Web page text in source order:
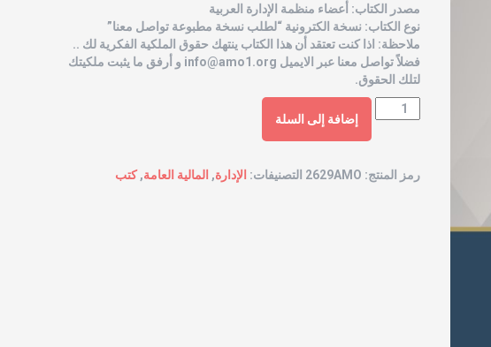
مصدر الكتاب: أعضاء منظمة الإدارة العربية
نوع الكتاب: نسخة الكترونية “لطلب نسخة مطبوعة تواصل معنا”
ملاحظة: اذا كنت تعتقد أن هذا الكتاب ينتهك حقوق الملكية الفكرية لك ..
فضلاً تواصل معنا عبر الايميل info@amo1.org و أرفق ما يثبت ملكيتك
لتلك الحقوق.
إضافة إلى السلة
رمز المنتج: 2629AMO التصنيفات: الإدارة, المالية العامة,كتب